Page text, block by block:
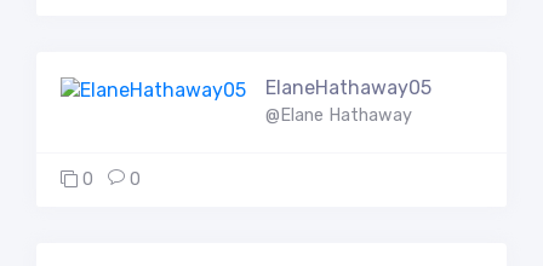
ElaneHathaway05
@Elane Hathaway
0 0